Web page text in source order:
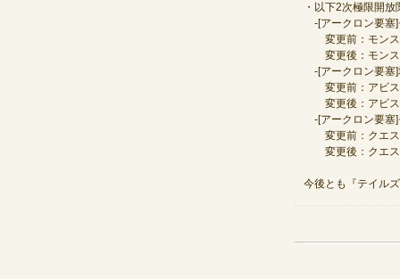
・以下2次極限開
‐[アークロン要塞
変更前：モンス
変更後：モンス
‐[アークロン要塞
変更前：アビス
変更後：アビス
‐[アークロン要塞
変更前：クエス
変更後：クエス
今後とも『テイル